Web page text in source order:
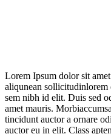
Lorem Ipsum dolor sit
aliqunean sollicitudinlorem
sem nibh id elit. Duis sed
amet mauris.
tincidunt auctor a ornare
auctor eu in elit. Class